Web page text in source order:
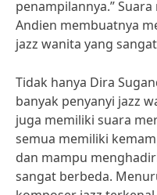
penampilannya.”
Andien membuatnya
jazz wanita yang
Tidak hanya Dira
banyak penyanyi jazz
juga memiliki suara
semua memiliki
dan mampu
sangat berbeda.